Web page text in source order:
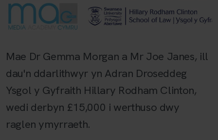
Mae Dr Gemma Morgan a Mr Joe Janes, ill
dau'n ddarlithwyr yn Adran Droseddeg
Ysgol y Gyfraith Hillary Rodham Clinton,
wedi derbyn £15,000 i werthuso dwy
raglen ymyrraeth.